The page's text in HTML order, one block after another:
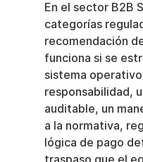
En el sector B2B
categorías
recomendación
funciona si se
sistema
responsabilidad,
auditable, un
a la normativa,
lógica de pago